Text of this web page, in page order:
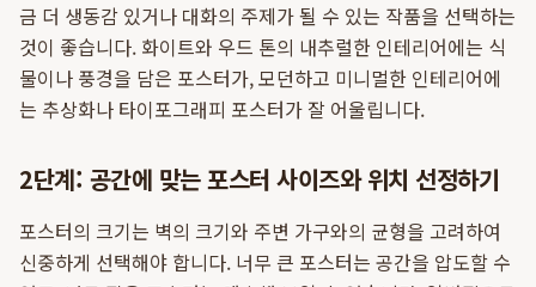
금 더 생동감 있거나 대화의 주제가 될 수 있는 작품을 선택하는
것이 좋습니다. 화이트와 우드 톤의 내추럴한 인테리어에는 식
물이나 풍경을 담은 포스터가, 모던하고 미니멀한 인테리어에
는 추상화나 타이포그래피 포스터가 잘 어울립니다.
2단계: 공간에 맞는 포스터 사이즈와 위치 선정하기
포스터의 크기는 벽의 크기와 주변 가구와의 균형을 고려하여
신중하게 선택해야 합니다. 너무 큰 포스터는 공간을 압도할 수